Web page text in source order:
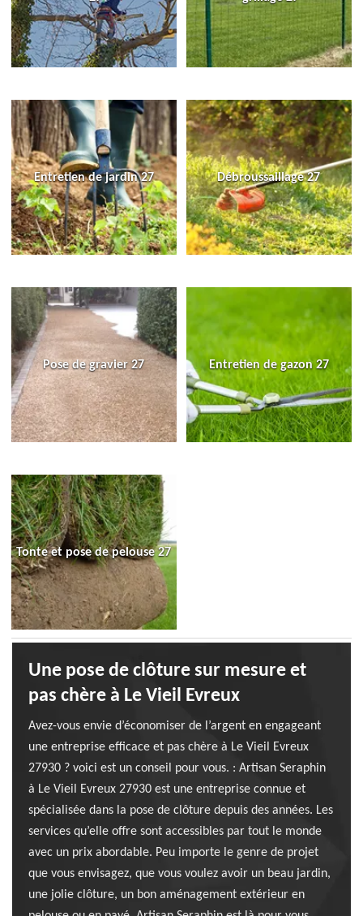
Entretien de jardin 27 Débroussaillage 27
Pose de gravier 27 Entretien de gazon 27
Tonte et pose de pelouse 27
Une pose de clôture sur mesure et
pas chère à Le Vieil Evreux
Avez-vous envie d’économiser de l’argent en engageant
une entreprise efficace et pas chère à Le Vieil Evreux
27930 ? voici est un conseil pour vous. : Artisan Seraphin
à Le Vieil Evreux 27930 est une entreprise connue et
spécialisée dans la pose de clôture depuis des années. Les
services qu’elle offre sont accessibles par tout le monde
avec un prix abordable. Peu importe le genre de projet
que vous envisagez, que vous voulez avoir un beau jardin,
une jolie clôture, un bon aménagement extérieur en